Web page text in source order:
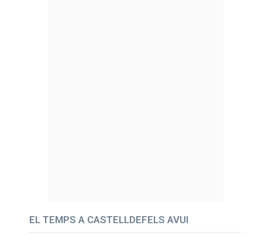
EL TEMPS A CASTELLDEFELS AVUI